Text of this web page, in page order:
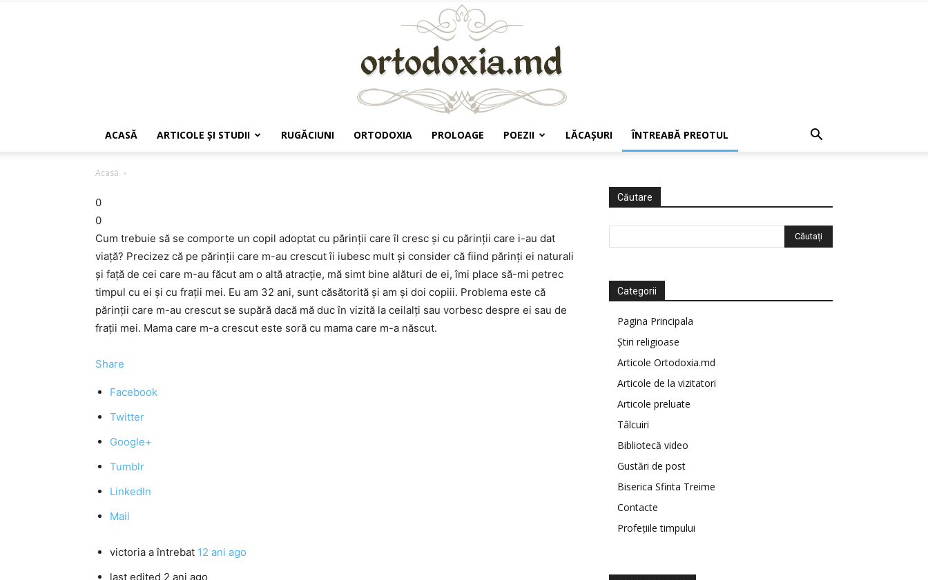
ACASĂ ARTICOLE ŞI STUDII RUGĂCIUNI ORTODOXIA PROLOAGE POEZII LĂCAŞURI ÎNTREABĂ PREOTUL
Acasă
0
0
Cum trebuie să se comporte un copil adoptat cu părinţii care îl cresc şi cu părinţii care i-au dat
viaţă? Precizez că pe părinţii care m-au crescut îi iubesc mult şi consider că fiind părinţi ei naturali
şi faţă de cei care m-au făcut am o altă atracţie, mă simt bine alături de ei, îmi place să-mi petrec
timpul cu ei şi cu fraţii mei. Eu am 32 ani, sunt căsătorită şi am şi doi copiii. Problema este că
părinţii care m-au crescut se supără dacă mă duc în vizită la ceilalţi sau vorbesc despre ei sau de
fraţii mei. Mama care m-a crescut este soră cu mama care m-a născut.
Share
Facebook
Twitter
Google+
Tumblr
LinkedIn
Mail
victoria a întrebat 12 ani ago
last edited 2 ani ago
Căutare
Categorii
Pagina Principala
Știri religioase
Articole Ortodoxia.md
Articole de la vizitatori
Articole preluate
Tâlcuiri
Bibliotecă video
Gustări de post
Biserica Sfinta Treime
Contacte
Profețiile timpului